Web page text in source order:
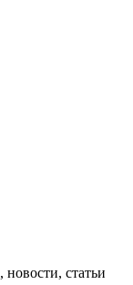
новости, статьи